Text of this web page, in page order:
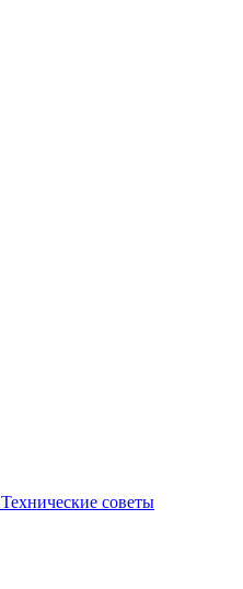
Технические советы